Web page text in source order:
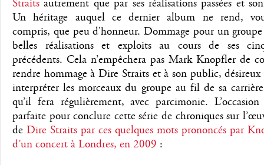
Straits autrement que par ses réalisations passées et
Un héritage auquel ce dernier album ne rend,
compris, que peu d'honneur. Dommage pour un
belles réalisations et exploits au cours de ses
précédents. Cela n’empêchera pas Mark Knopfler de
rendre hommage à Dire Straits et à son public,
interpréter les morceaux du groupe au fil de sa
qu’il fera régulièrement, avec parcimonie.
parfaite pour conclure cette série de chroniques sur
de Dire Straits par ces quelques mots prononcés par
d’un concert à Londres, en 2009 :